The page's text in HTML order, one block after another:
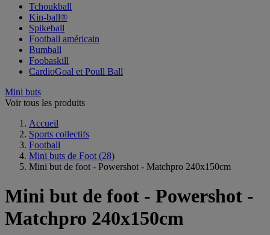
Tchoukball
Kin-ball®
Spikeball
Football américain
Bumball
Foobaskill
CardioGoal et Poull Ball
Mini buts
Voir tous les produits
Accueil
Sports collectifs
Football
Mini buts de Foot (28)
Mini but de foot - Powershot - Matchpro 240x150cm
Mini but de foot - Powershot -
Matchpro 240x150cm